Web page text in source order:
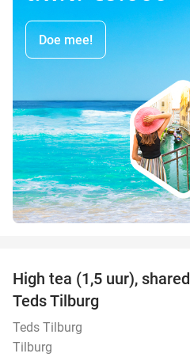
Doe mee!
High tea (1,5 uur),
Teds Tilburg
Teds Tilburg
Tilburg